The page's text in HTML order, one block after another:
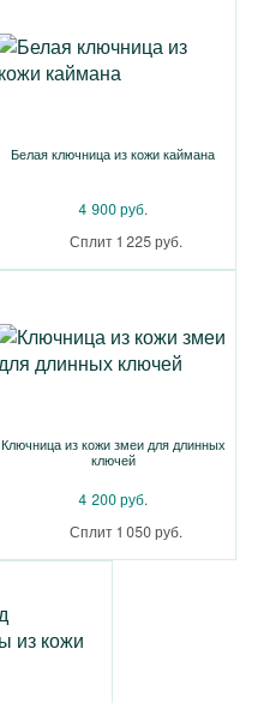
Белая ключница из кожи каймана
4 900 руб.
Сплит 1 225 руб.
Ключница из кожи змеи для длинных
ключей
4 200 руб.
Сплит 1 050 руб.